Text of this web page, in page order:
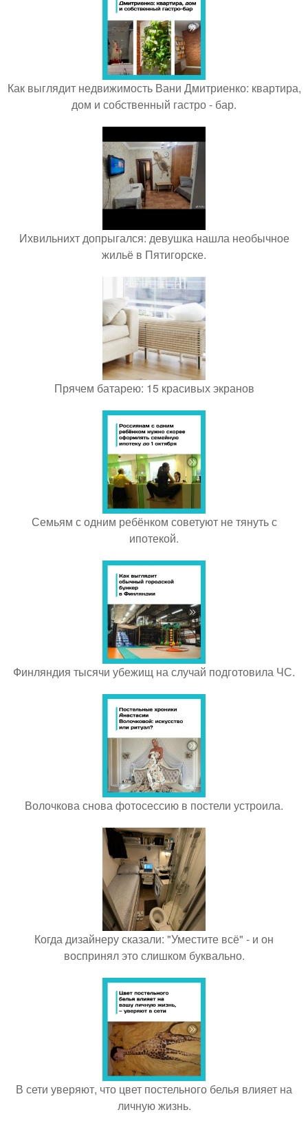
Как выглядит недвижимость Вани Дмитриенко: квартира,
дом и собственный гастро - бар.
Ихвильнихт допрыгался: девушка нашла необычное
жильё в Пятигорске.
Прячем батарею: 15 красивых экранов
Семьям с одним ребёнком советуют не тянуть с
ипотекой.
Финляндия тысячи убежищ на случай подготовила ЧС.
Волочкова снова фотосессию в постели устроила.
Когда дизайнеру сказали: "Уместите всё" - и он
воспринял это слишком буквально.
В сети уверяют, что цвет постельного белья влияет на
личную жизнь.